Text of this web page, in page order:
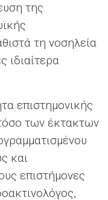
της
τη νοσηλεία
ιδιαίτερα
επιστημονικής
των έκτακτων
και
επιστήμονες